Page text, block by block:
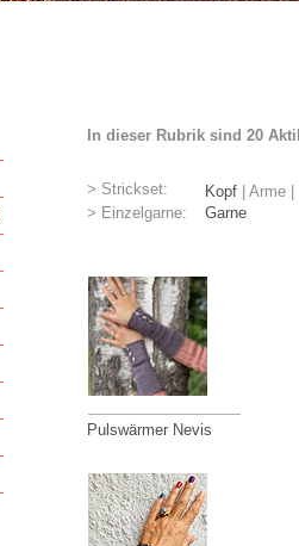
In dieser Rubrik sind 20
> Strickset: Kopf Arme
> Einzelgarne:
Garne
Pulswärmer Nevis